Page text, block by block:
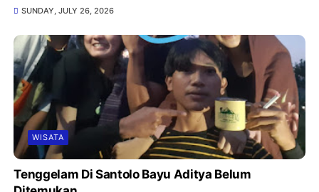
SUNDAY, JULY 26, 2026
WISATA
Tenggelam Di Santolo Bayu Aditya Belum